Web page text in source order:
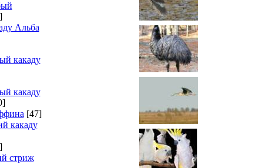
Альба
какаду
какаду
[47]
какаду
стриж